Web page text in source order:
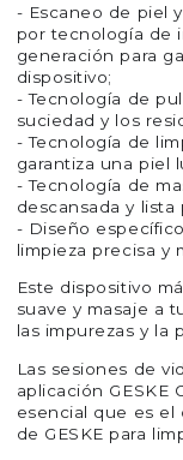
- Escaneo de piel
por tecnología de
generación para
dispositivo;
- Tecnología de
suciedad y los
- Tecnología de
garantiza una piel
- Tecnología de
descansada y lista
- Diseño
limpieza precisa y
Este dispositivo
suave y masaje a
las impurezas y la
Las sesiones de
aplicación GESKE
esencial que es el
de GESKE para